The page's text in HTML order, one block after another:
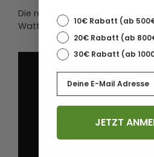
Die revolutionäre ABC-
Watt Leistung und fast 24%
10€ Rabatt (ab
20€ Rabatt (ab
30€ Rabatt (ab
JETZT